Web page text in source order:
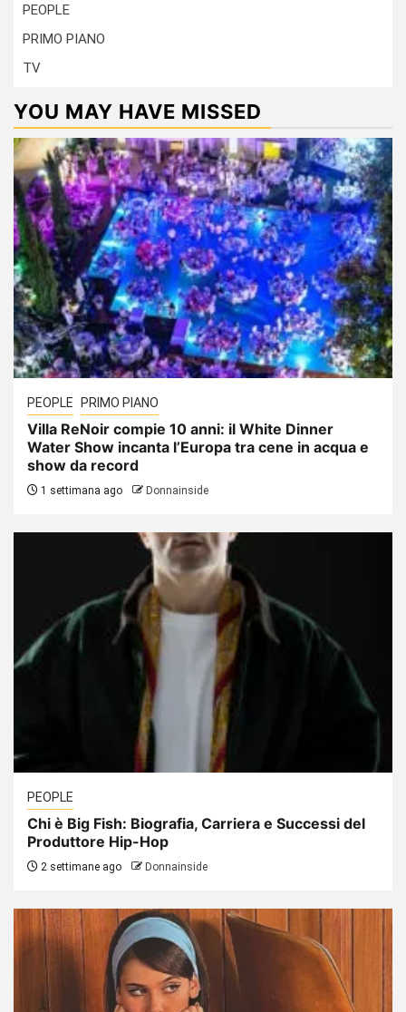
PEOPLE
PRIMO PIANO
TV
YOU MAY HAVE MISSED
PEOPLE PRIMO PIANO
Villa ReNoir compie 10 anni: il White Dinner
Water Show incanta l’Europa tra cene in acqua e
show da record
1 settimana ago Donnainside
PEOPLE
Chi è Big Fish: Biografia, Carriera e Successi del
Produttore Hip-Hop
2 settimane ago Donnainside